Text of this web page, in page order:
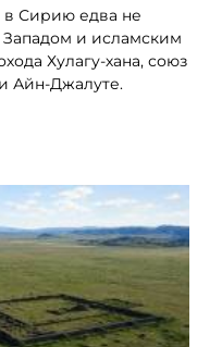
в Сирию едва не
и исламским
Хулагу-хана, союз
Айн-Джалуте.